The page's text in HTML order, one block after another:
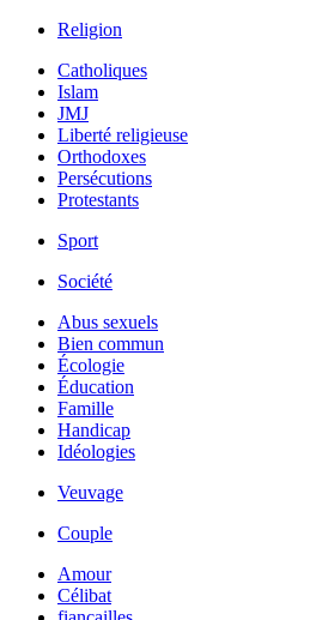
Religion
Catholiques
Islam
JMJ
Liberté religieuse
Orthodoxes
Persécutions
Protestants
Sport
Société
Abus sexuels
Bien commun
Écologie
Éducation
Famille
Handicap
Idéologies
Veuvage
Couple
Amour
Célibat